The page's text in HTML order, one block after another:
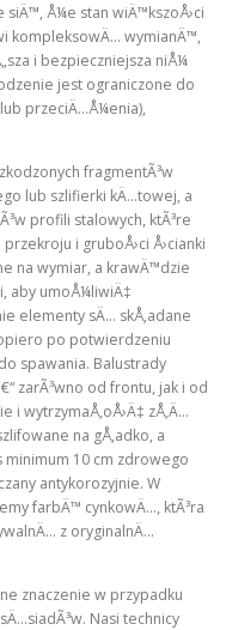
Å¼e stan wiÄ™kszoÅ›ci
kompleksowÄ… wymianÄ™,
i bezpieczniejsza niÅ¼
jest ograniczone do
przeciÄ…Å¼enia),
fragmentÃ³w
lub szlifierki kÄ…towej, a
profili stalowych, ktÃ³re
i gruboÅ›ci Å›cianki
na wymiar, a krawÄ™dzie
aby umoÅ¼liwiÄ‡
elementy sÄ… skÅ‚adane
po potwierdzeniu
spawania. Balustrady
zarÃ³wno od frontu, jak i od
wytrzymaÅ‚oÅ›Ä‡ zÅ‚Ä…
na gÅ‚adko, a
minimum 10 cm zdrowego
antykorozyjnie. W
farbÄ™ cynkowÄ…, ktÃ³ra
z oryginalnÄ…
znaczenie w przypadku
Nasi technicy